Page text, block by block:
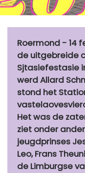
Roermond - 14
de uitgebreide
Sjtasiefestasie
werd Allard
stond het
Het was de
ziet onder
jeugdprinses
Leo, Frans
de Limburgse